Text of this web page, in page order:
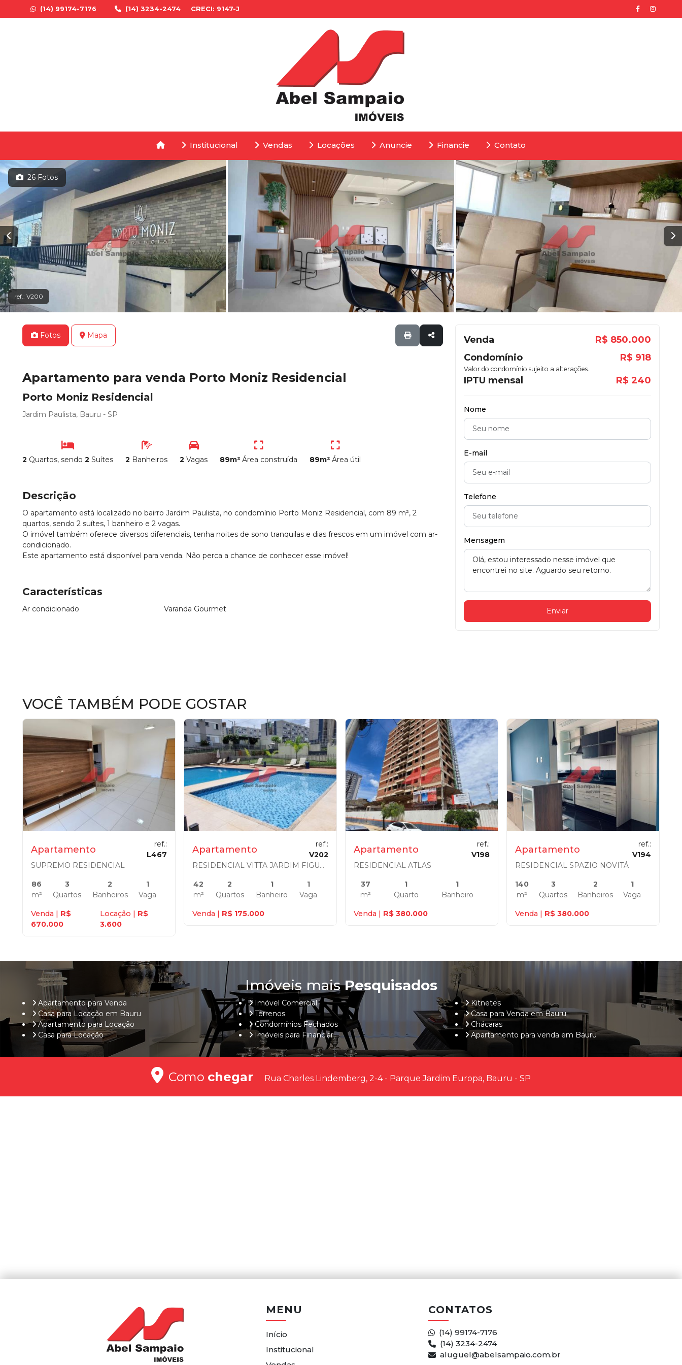
(14) 99174-7176 (14) 3234-2474 CRECI: 9147-J
Institucional Vendas Locações Anuncie Financie Contato
26 Fotos
ref.: V200
Fotos Mapa
Apartamento para venda Porto Moniz Residencial
Porto Moniz Residencial
Jardim Paulista, Bauru - SP
2 Quartos, sendo 2 Suítes 2 Banheiros 2 Vagas 89m² Área construída 89m² Área útil
Descrição
O apartamento está localizado no bairro Jardim Paulista, no condomínio Porto Moniz Residencial, com 89 m², 2
quartos, sendo 2 suítes, 1 banheiro e 2 vagas.
O imóvel também oferece diversos diferenciais, tenha noites de sono tranquilas e dias frescos em um imóvel com ar-
condicionado.
Este apartamento está disponível para venda. Não perca a chance de conhecer esse imóvel!
Características
Ar condicionado Varanda Gourmet
Venda
R$ 850.000
Condomínio
R$ 918
Valor do condomínio sujeito a alterações.
IPTU mensal R$ 240
Nome
E-mail
Telefone
Mensagem
Enviar
VOCÊ TAMBÉM PODE GOSTAR
Apartamento
ref.:
L467
SUPREMO RESIDENCIAL
86
m²
3
Quartos
2
Banheiros
1
Vaga
Venda | R$
670.000
Locação | R$
3.600
Apartamento
ref.:
V202
RESIDENCIAL VITTA JARDIM FIGUEIRAS
42
m²
2
Quartos
1
Banheiro
1
Vaga
Venda | R$ 175.000
Apartamento
ref.:
V198
RESIDENCIAL ATLAS
37
m²
1
Quarto
1
Banheiro
Venda | R$ 380.000
Apartamento
ref.:
V194
RESIDENCIAL SPAZIO NOVITÁ
140
m²
3
Quartos
2
Banheiros
1
Vaga
Venda | R$ 380.000
Imóveis maisPesquisados
Apartamento para Venda
Casa para Locação em Bauru
Apartamento para Locação
Casa para Locação
Imóvel Comercial
Terrenos
Condomínios Fechados
Imóveis para Financiar
Kitnetes
Casa para Venda em Bauru
Chácaras
Apartamento para venda em Bauru
Como chegar Rua Charles Lindemberg, 2-4 - Parque Jardim Europa, Bauru - SP
MENU
Início
Institucional
CONTATOS
(14) 99174-7176
(14) 3234-2474
aluguel@abelsampaio.com.br